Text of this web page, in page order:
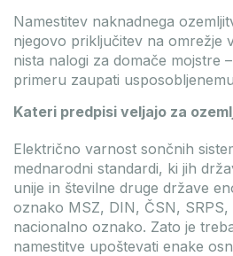
Namestitev naknadnega
njegovo priključitev na omrežje
nista nalogi za domače mojstre
primeru zaupati
Kateri predpisi veljajo za
Električno varnost sončnih
mednarodni standardi, ki jih
unije in številne druge države
oznako MSZ, DIN, ČSN,
nacionalno oznako. Zato je
namestitve upoštevati enake